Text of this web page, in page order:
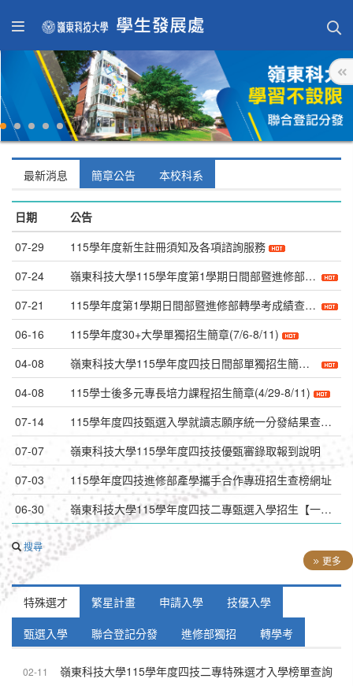
最新消息 簡章公告 本校科系
日期
公告
07-29
115學年度新生註冊須知及各項諮詢服務
07-24
嶺東科技大學115學年度第1學期日間部暨進修部轉學考榜單查詢（12時開放）
07-21
115學年度第1學期日間部暨進修部轉學考成績查詢(7/22上午9時至12時止公告)
06-16
115學年度30+大學單獨招生簡章(7/6-8/11)
04-08
嶺東科技大學115學年度四技日間部單獨招生簡章 (8/6-8/11)
04-08
115學士後多元專長培力課程招生簡章(4/29-8/11)
07-14
115學年度四技甄選入學就讀志願序統一分發結果查詢(10時放榜)
07-07
嶺東科技大學115學年度四技技優甄審錄取報到說明
07-03
115學年度四技進修部產學攜手合作專班招生查榜網址
06-30
嶺東科技大學115學年度四技二專甄選入學招生【一般組】 甄選結果正備取名單
搜尋
更多
特殊選才 繁星計畫 申請入學
技優入學
甄選入學
聯合登記分發 進修部獨招 轉學考
02-11 嶺東科技大學115學年度四技二專特殊選才入學榜單查詢